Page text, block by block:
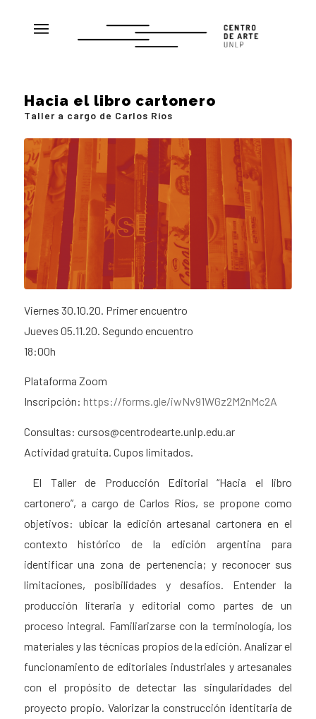
Hacia el libro cartonero
Taller a cargo de Carlos Ríos
Viernes 30.10.20. Primer encuentro
Jueves 05.11.20. Segundo encuentro
18:00h
Plataforma Zoom
Inscripción: https://forms.gle/iwNv91WGz2M2nMc2A
Consultas: cursos@centrodearte.unlp.edu.ar
Actividad gratuita. Cupos limitados.
El Taller de Producción Editorial “Hacia el libro
cartonero”, a cargo de Carlos Ríos, se propone como
objetivos: ubicar la edición artesanal cartonera en el
contexto histórico de la edición argentina para
identificar una zona de pertenencia; y reconocer sus
limitaciones, posibilidades y desafíos. Entender la
producción literaria y editorial como partes de un
proceso integral. Familiarizarse con la terminología, los
materiales y las técnicas propios de la edición. Analizar el
funcionamiento de editoriales industriales y artesanales
con el propósito de detectar las singularidades del
proyecto propio. Valorizar la construcción identitaria de